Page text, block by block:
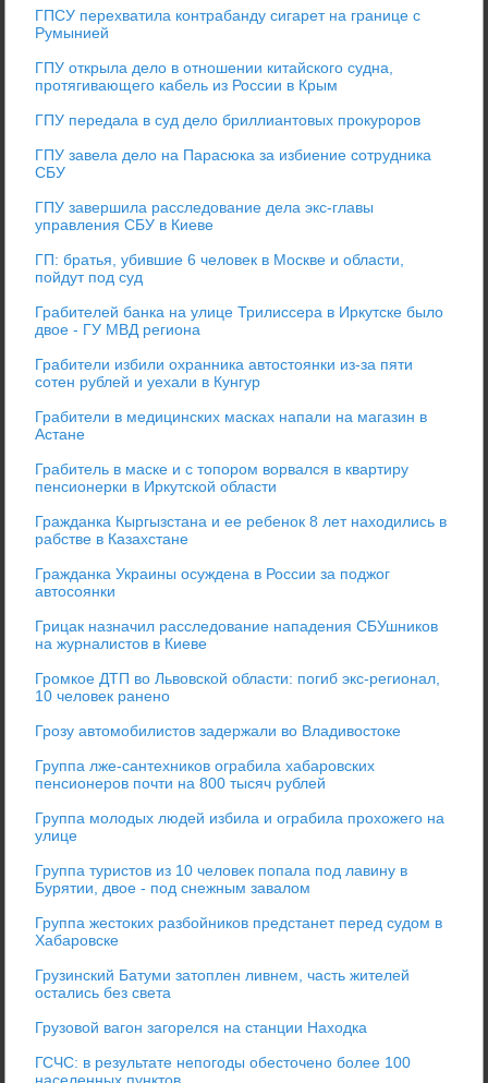
ГПСУ перехватила контрабанду сигарет на границе с
Румынией
ГПУ открыла дело в отношении китайского судна,
протягивающего кабель из России в Крым
ГПУ передала в суд дело бриллиантовых прокуроров
ГПУ завела дело на Парасюка за избиение сотрудника
СБУ
ГПУ завершила расследование дела экс-главы
управления СБУ в Киеве
ГП: братья, убившие 6 человек в Москве и области,
пойдут под суд
Грабителей банка на улице Трилиссера в Иркутске было
двое - ГУ МВД региона
Грабители избили охранника автостоянки из-за пяти
сотен рублей и уехали в Кунгур
Грабители в медицинских масках напали на магазин в
Астане
Грабитель в маске и с топором ворвался в квартиру
пенсионерки в Иркутской области
Гражданка Кыргызстана и ее ребенок 8 лет находились в
рабстве в Казахстане
Гражданка Украины осуждена в России за поджог
автосоянки
Грицак назначил расследование нападения СБУшников
на журналистов в Киеве
Громкое ДТП во Львовской области: погиб экс-регионал,
10 человек ранено
Грозу автомобилистов задержали во Владивостоке
Группа лже-сантехников ограбила хабаровских
пенсионеров почти на 800 тысяч рублей
Группа молодых людей избила и ограбила прохожего на
улице
Группа туристов из 10 человек попала под лавину в
Бурятии, двое - под снежным завалом
Группа жестоких разбойников предстанет перед судом в
Хабаровске
Грузинский Батуми затоплен ливнем, часть жителей
остались без света
Грузовой вагон загорелся на станции Находка
ГСЧС: в результате непогоды обесточено более 100